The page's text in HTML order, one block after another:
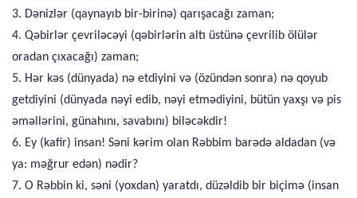
3. Dənizlər (qaynayıb bir-birinə) qarışacağı zaman;
4. Qəbirlər çevriləcəyi (qəbirlərin altı üstünə çevrilib ölülər
oradan çıxacağı) zaman;
5. Hər kəs (dünyada) nə etdiyini və (özündən sonra) nə qoyub
getdiyini (dünyada nəyi edib, nəyi etmədiyini, bütün yaxşı və pis
əməllərini, günahını, savabını) biləcəkdir!
6. Ey (kafir) insan! Səni kərim olan Rəbbim barədə aldadan (və
ya: məğrur edən) nədir?
7. O Rəbbin ki, səni (yoxdan) yaratdı, düzəldib bir biçimə (insan